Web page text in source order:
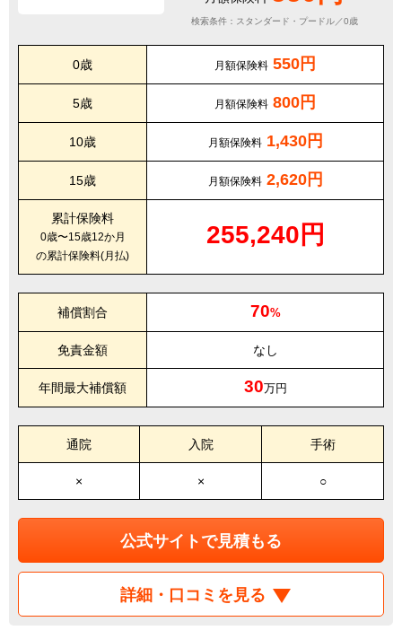
検索条件：スタンダード・プードル／0歳
0歳 月額保険料 550円
5歳 月額保険料 800円
10歳 月額保険料 1,430円
15歳 月額保険料 2,620円
累計保険料
0歳〜15歳12か月
の累計保険料(月払)
255,240円
補償割合 70%
免責金額 なし
年間最大補償額 30万円
通院 入院 手術
× × ○
公式サイトで見積もる
詳細・口コミを見る